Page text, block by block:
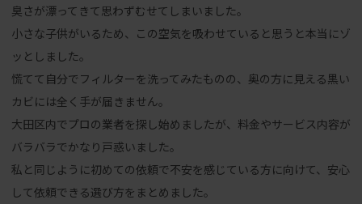
臭さが漂ってきて思わずむせてしまいました。
小さな子供がいるため、この空気を吸わせていると思うと本当にゾ
ッとしました。
慌てて自分でフィルターを洗ってみたものの、奥の方に見える黒い
カビには全く手が届きません。
大田区内でプロの業者を探し始めましたが、料金やサービス内容が
バラバラでかなり戸惑いました。
私と同じように初めての依頼で不安を感じている方に向けて、安心
して依頼できる選び方をまとめました。